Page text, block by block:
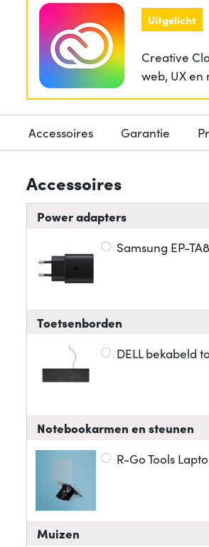
Uitgelicht
Creative
web, UX
Accessoires Garantie
Accessoires
Power adapters
Samsung EP-
Toetsenborden
DELL bekabeld
Notebookarmen en steunen
R-Go Tools
Muizen